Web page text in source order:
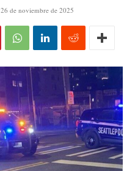
26 de noviembre de 2025